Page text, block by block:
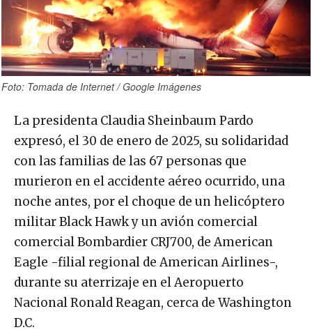
Foto: Tomada de Internet / Google Imágenes
La presidenta Claudia Sheinbaum Pardo
expresó, el 30 de enero de 2025, su solidaridad
con las familias de las 67 personas que
murieron en el accidente aéreo ocurrido, una
noche antes, por el choque de un helicóptero
militar Black Hawk y un avión comercial
comercial Bombardier CRJ700, de American
Eagle -filial regional de American Airlines-,
durante su aterrizaje en el Aeropuerto
Nacional Ronald Reagan, cerca de Washington
D.C.